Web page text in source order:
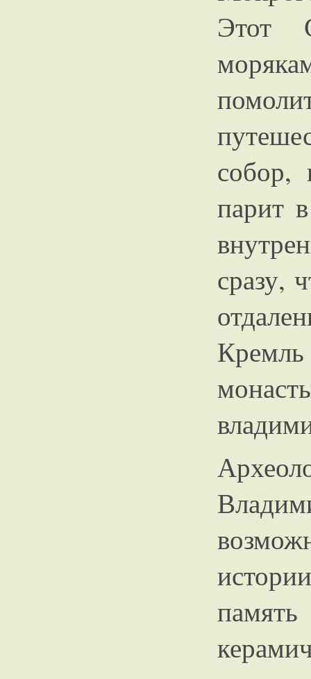
Этот
собор,
парит
сразу,